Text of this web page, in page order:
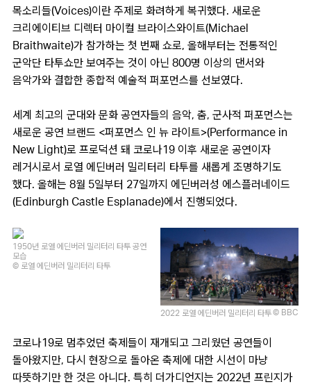
목소리들(Voices)이란 주제로 화려하게 복귀했다. 새로운
크리에이티브 디렉터 마이컬 브라이스와이트(Michael
Braithwaite)가 참가하는 첫 번째 쇼로, 올해부터는 전통적인
군악단 타투쇼만 보여주는 것이 아닌 800명 이상의 댄서와
음악가와 결합한 종합적 예술적 퍼포먼스를 선보였다.
세계 최고의 군대와 문화 공연자들의 음악, 춤, 군사적 퍼포먼스는
새로운 공연 브랜드 <퍼포먼스 인 뉴 라이트>(Performance in
New Light)로 프로덕션 돼 코로나19 이후 새로운 공연이자
레거시로서 로열 에딘버러 밀리터리 타투를 새롭게 조명하기도
했다. 올해는 8월 5일부터 27일까지 에딘버러성 에스플러네이드
(Edinburgh Castle Esplanade)에서 진행되었다.
1950년 로열 에딘버러 밀리터리 타투 공연
모습
© 로열 에딘버러 밀리터리 타투
2022 로열 에딘버러 밀리터리 타투© BBC
코로나19로 멈추었던 축제들이 재개되고 그리웠던 공연들이
돌아왔지만, 다시 현장으로 돌아온 축제에 대한 시선이 마냥
따뜻하기만 한 것은 아니다. 특히 더가디언지는 2022년 프린지가